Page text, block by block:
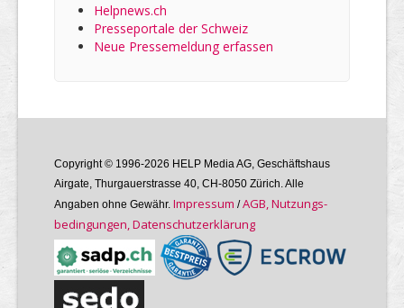
Helpnews.ch
Presseportale der Schweiz
Neue Pressemeldung erfassen
Copyright © 1996-2026 HELP Media AG, Geschäftshaus
Airgate, Thurgauer­strasse 40, CH-8050 Zürich. Alle
Angaben ohne Gewähr. Im­pres­sum /AGB, Nutzungs­
bedin­gungen, Daten­schutz­er­klärung